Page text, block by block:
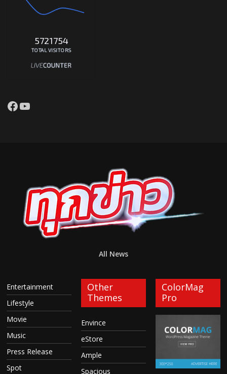
5721754
TOTAL VISITORS
Facebook
YouTube
All News
Entertainment
Lifestyle
Movie
Music
Press Release
Spot
Other
Themes
Envince
eStore
Ample
Spacious
ColorMag
Pro